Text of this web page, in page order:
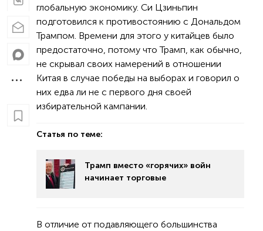
глобальную экономику. Си Цзиньпин
подготовился к противостоянию с Дональдом
Трампом. Времени для этого у китайцев было
предостаточно, потому что Трамп, как обычно,
не скрывал своих намерений в отношении
Китая в случае победы на выборах и говорил о
них едва ли не с первого дня своей
избирательной кампании.
Статья по теме:
Трамп вместо «горячих» войн
начинает торговые
В отличие от подавляющего большинства